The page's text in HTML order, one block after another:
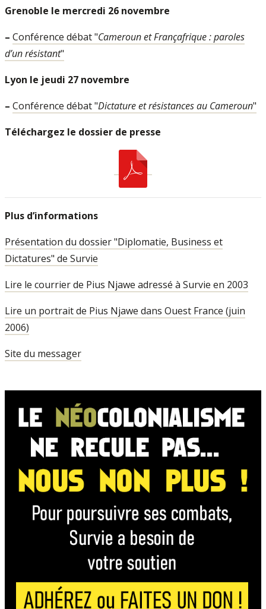
Grenoble le mercredi 26 novembre
– Conférence débat "Cameroun et Françafrique : paroles
d’un résistant"
Lyon le jeudi 27 novembre
– Conférence débat "Dictature et résistances au Cameroun"
Téléchargez le dossier de presse
Plus d’informations
Présentation du dossier "Diplomatie, Business et
Dictatures" de Survie
Lire le courrier de Pius Njawe adressé à Survie en 2003
Lire un portrait de Pius Njawe dans Ouest France (juin
2006)
Site du messager